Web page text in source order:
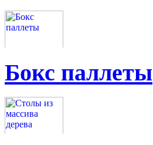
Бокс паллеты